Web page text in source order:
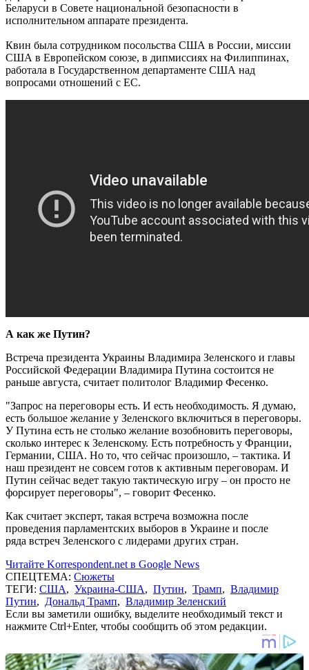
Беларуси в Совете национальной безопасности в
исполнительном аппарате президента.
Квин была сотрудником посольства США в России, миссии
США в Европейском союзе, в дипмиссиях на Филиппинах,
работала в Государственном департаменте США над
вопросами отношений с ЕС.
А как же Путин?
Встреча президента Украины Владимира Зеленского и главы
Российской Федерации Владимира Путина состоится не
раньше августа, считает политолог Владимир Фесенко.
"Запрос на переговоры есть. И есть необходимость. Я думаю,
есть большое желание у Зеленского включиться в переговоры.
У Путина есть не столько желание возобновить переговоры,
сколько интерес к Зеленскому. Есть потребность у Франции,
Германии, США. Но то, что сейчас произошло, – тактика. И
наш президент не совсем готов к активным переговорам. И
Путин сейчас ведет такую тактическую игру – он просто не
форсирует переговоры", – говорит Фесенко.
Как считает эксперт, такая встреча возможна после
проведения парламентских выборов в Украине и после
ряда встреч Зеленского с лидерами других стран.
Читайте Korrespondent.net в Google News
СПЕЦТЕМА: Сюжеты
ТЕГИ: США, Украина-США, Путин, Трамп, Владимир
Путин, Дональд Трамп, Владимир Зеленский
Если вы заметили ошибку, выделите необходимый текст и
нажмите Ctrl+Enter, чтобы сообщить об этом редакции.